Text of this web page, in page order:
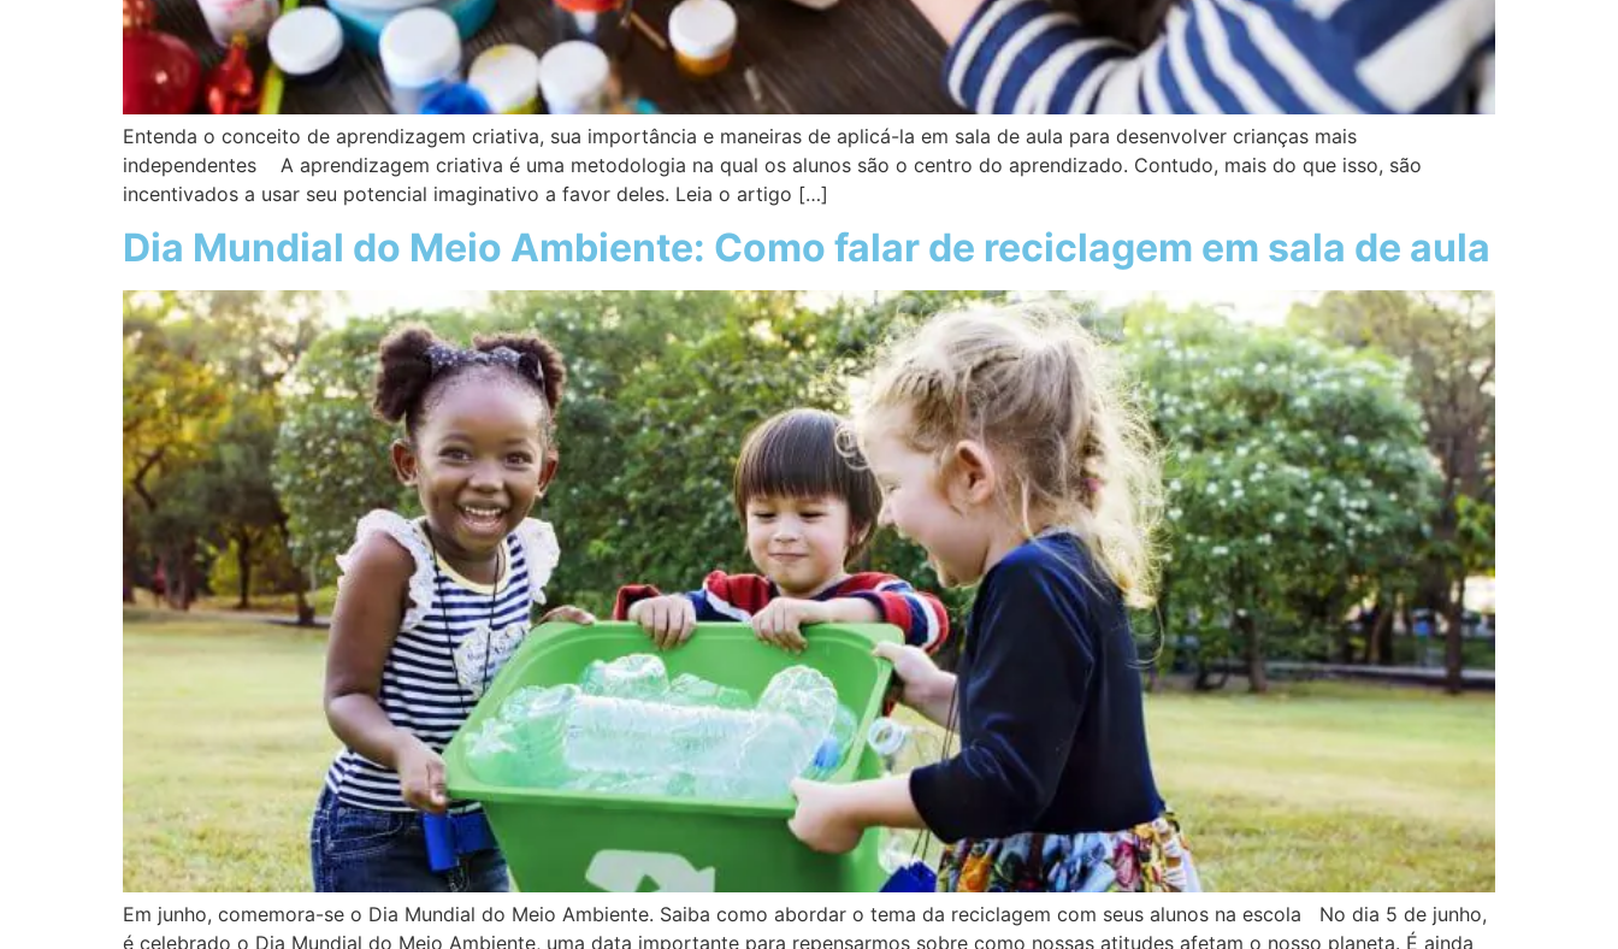
Entenda o conceito de aprendizagem criativa, sua importância e maneiras de aplicá-la em sala de aula para desenvolver crianças mais
independentes A aprendizagem criativa é uma metodologia na qual os alunos são o centro do aprendizado. Contudo, mais do que isso, são
incentivados a usar seu potencial imaginativo a favor deles. Leia o artigo […]
Dia Mundial do Meio Ambiente: Como falar de reciclagem em sala de aula
Em junho, comemora-se o Dia Mundial do Meio Ambiente. Saiba como abordar o tema da reciclagem com seus alunos na escola No dia 5 de junho,
é celebrado o Dia Mundial do Meio Ambiente, uma data importante para repensarmos sobre como nossas atitudes afetam o nosso planeta. É ainda